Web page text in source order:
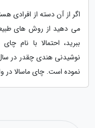
اگر از آن دسته از افرادی
می دهید از روش های
ببرید، احتمالا با نام
نوشیدنی هندی چقدر در
نموده است. چای ماسالا در